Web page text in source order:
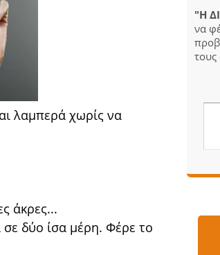
λαμπερά χωρίς να
άκρες...
σε δύο ίσα μέρη. Φέρε το
"Η
να
τους